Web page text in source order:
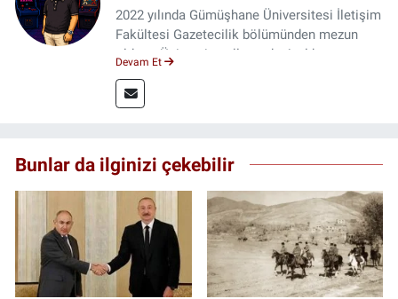
2022 yılında Gümüşhane Üniversitesi İletişim
Fakültesi Gazetecilik bölümünden mezun
oldum. Üniversite yıllarımda 4 yıl boyunca
saha deneyimi kazandım. 2023 yılından beri
Genç Gazete'de okurlarımıza haber
Devam Et
Bunlar da ilginizi çekebilir